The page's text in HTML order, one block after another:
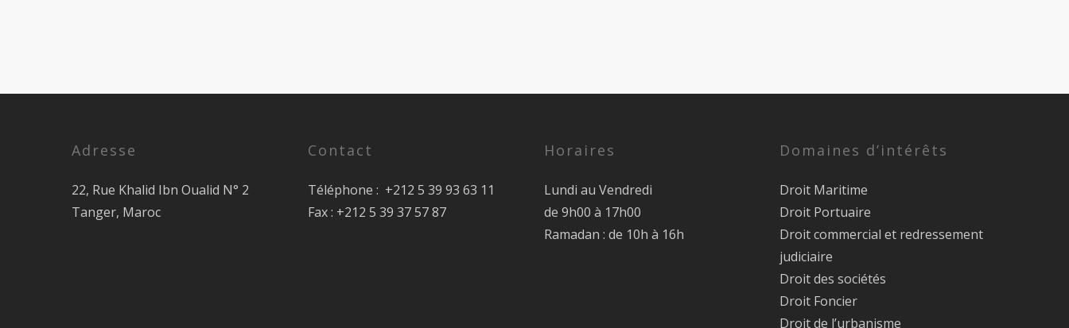
Adresse
22, Rue Khalid Ibn Oualid N° 2
Tanger, Maroc
Contact
Téléphone : +212 5 39 93 63 11
Fax : +212 5 39 37 57 87
Horaires
Lundi au Vendredi
de 9h00 à 17h00
Ramadan : de 10h à 16h
Domaines d’intérêts
Droit Maritime
Droit Portuaire
Droit commercial et redressement
judiciaire
Droit des sociétés
Droit Foncier
Droit de l’urbanisme